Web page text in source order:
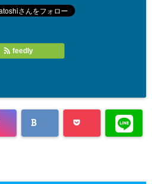
feedly